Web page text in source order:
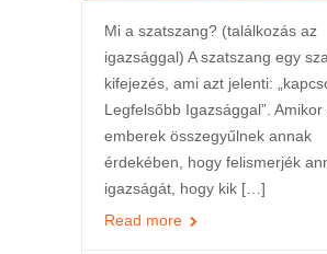
Mi a szatszang? (találkozás az
igazsággal) A szatszang egy
kifejezés, ami azt jelenti:
Legfelsőbb Igazsággal”. Amikor
emberek összegyűlnek annak
érdekében, hogy felismerjék
igazságát, hogy kik […]
Read more